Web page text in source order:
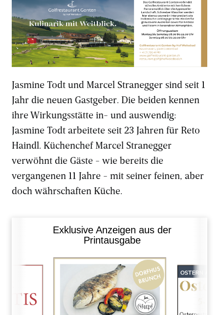
Jasmine Todt und Marcel Stranegger sind seit 1
Jahr die neuen Gastgeber. Die beiden kennen
ihre Wirkungsstätte in- und auswendig:
Jasmine Todt arbeitete seit 23 Jahren für Reto
Haindl. Küchenchef Marcel Stranegger
verwöhnt die Gäste - wie bereits die
vergangenen 11 Jahre - mit seiner feinen, aber
doch währschaften Küche.
Exklusive Anzeigen aus der
Printausgabe